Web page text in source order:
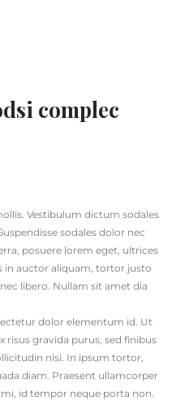
complec
Vestibulum dictum sodales
sodales dolor nec
posuere lorem eget, ultrices
in auctor aliquam, tortor justo
libero. Nullam sit amet dia
dolor elementum id. Ut
risus gravida purus, sed finibus
nisi. In ipsum tortor,
diam. Praesent ullamcorper
id tempor neque porta non.